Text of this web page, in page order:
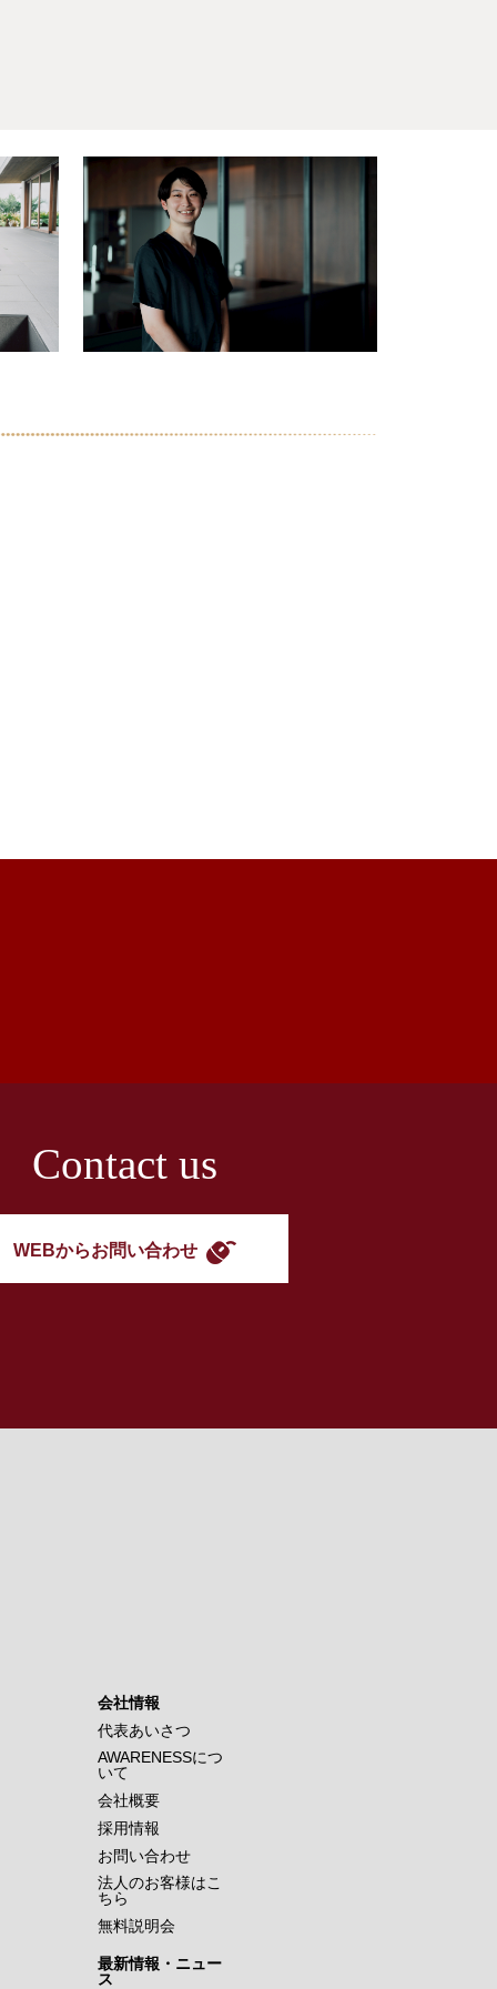
Contact us
WEBからお問い合わせ
会社情報
代表あいさつ
AWARENESSにつ
いて
会社概要
採用情報
お問い合わせ
法人のお客様はこ
ちら
無料説明会
最新情報・ニュー
ス